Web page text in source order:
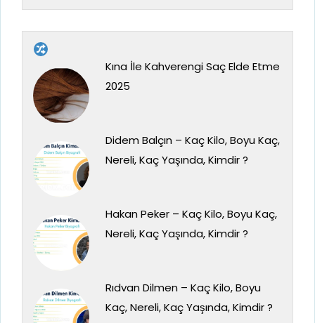
Kına İle Kahverengi Saç Elde Etme
2025
Didem Balçın – Kaç Kilo, Boyu Kaç,
Nereli, Kaç Yaşında, Kimdir ?
Hakan Peker – Kaç Kilo, Boyu Kaç,
Nereli, Kaç Yaşında, Kimdir ?
Rıdvan Dilmen – Kaç Kilo, Boyu
Kaç, Nereli, Kaç Yaşında, Kimdir ?